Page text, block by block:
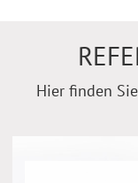
Hier finden